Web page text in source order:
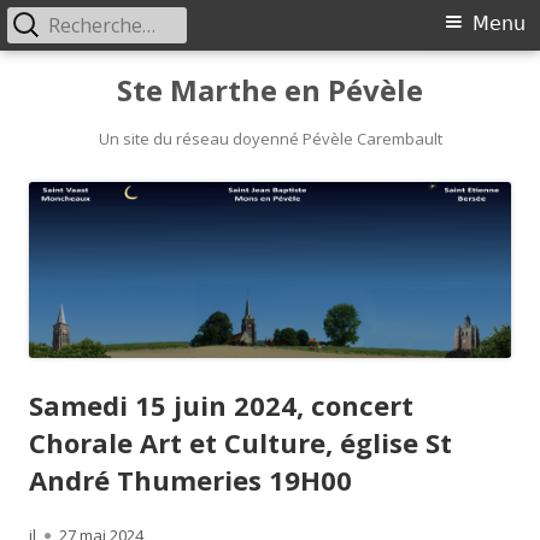
Ste Marthe en Pévèle
Un site du réseau doyenné Pévèle Carembault
Menu
principal
Menu
Rechercher :
Samedi 15 juin 2024, concert
Chorale Art et Culture, église St
André Thumeries 19H00
Auteur
jl Publié
27 mai 2024